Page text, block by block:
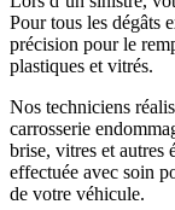
Pour tous les dégâts
précision pour le
plastiques et vitrés.
Nos techniciens
carrosserie
brise, vitres et autres
effectuée avec soin
de votre véhicule.